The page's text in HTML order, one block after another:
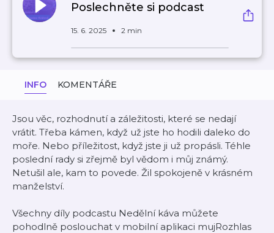
Poslechněte si podcast
15. 6. 2025 2 min
INFO KOMENTÁŘE
Jsou věc, rozhodnutí a záležitosti, které se nedají
vrátit. Třeba kámen, když už jste ho hodili daleko do
moře. Nebo příležitost, když jste ji už propásli. Téhle
poslední rady si zřejmě byl vědom i můj známý.
Netušil ale, kam to povede. Žil spokojeně v krásném
manželství.
Všechny díly podcastu Nedělní káva můžete
pohodlně poslouchat v mobilní aplikaci mujRozhlas